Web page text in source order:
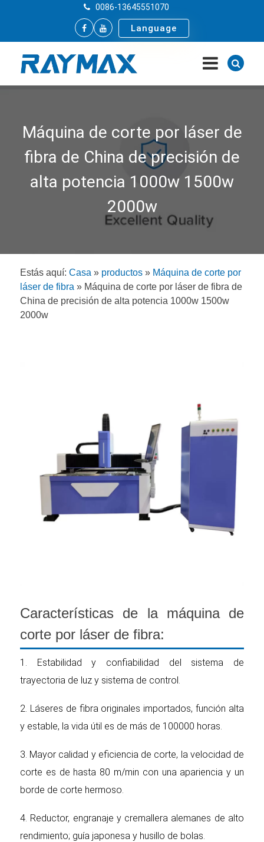
0086-13645551070
Language
Máquina de corte por láser de
fibra de China de precisión de
alta potencia 1000w 1500w
2000w
Estás aquí: Casa » productos » Máquina de corte por
láser de fibra » Máquina de corte por láser de fibra de
China de precisión de alta potencia 1000w 1500w
2000w
Características de la máquina de
corte por láser de fibra:
1. Estabilidad y confiabilidad del sistema de
trayectoria de luz y sistema de control.
2. Láseres de fibra originales importados, función alta
y estable, la vida útil es de más de 100000 horas.
3. Mayor calidad y eficiencia de corte, la velocidad de
corte es de hasta 80 m/min con una apariencia y un
borde de corte hermoso.
4. Reductor, engranaje y cremallera alemanes de alto
rendimiento; guía japonesa y husillo de bolas.